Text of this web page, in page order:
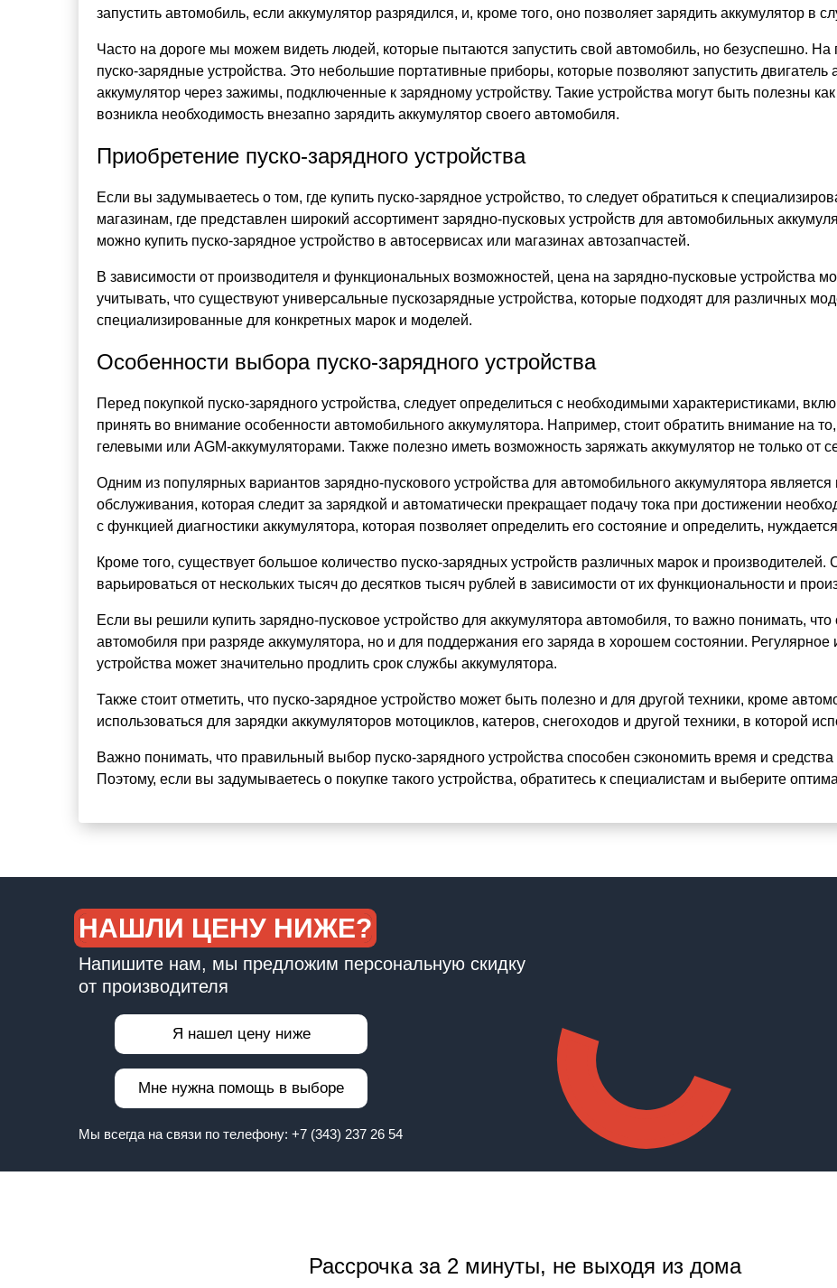
запустить автомобиль, если аккумулятор разрядился, и, кроме того, оно позволяет зарядить аккумулятор в
Часто на дороге мы можем видеть людей, которые пытаются запустить свой автомобиль, но безуспешно.
пуско-зарядные устройства. Это небольшие портативные приборы, которые позволяют запустить
аккумулятор через зажимы, подключенные к зарядному устройству. Такие устройства могут быть полезны
возникла необходимость внезапно зарядить аккумулятор своего автомобиля.
Приобретение пуско-зарядного устройства
Если вы задумываетесь о том, где купить пуско-зарядное устройство, то следует обратиться к
магазинам, где представлен широкий ассортимент зарядно-пусковых устройств для автомобильных
можно купить пуско-зарядное устройство в автосервисах или магазинах автозапчастей.
В зависимости от производителя и функциональных возможностей, цена на зарядно-пусковые устройства
учитывать, что существуют универсальные пускозарядные устройства, которые подходят для различных
специализированные для конкретных марок и моделей.
Особенности выбора пуско-зарядного устройства
Перед покупкой пуско-зарядного устройства, следует определиться с необходимыми характеристиками,
принять во внимание особенности автомобильного аккумулятора. Например, стоит обратить внимание на
гелевыми или AGM-аккумуляторами. Также полезно иметь возможность заряжать аккумулятор не только от
Одним из популярных вариантов зарядно-пускового устройства для автомобильного аккумулятора
обслуживания, которая следит за зарядкой и автоматически прекращает подачу тока при достижении
с функцией диагностики аккумулятора, которая позволяет определить его состояние и определить,
Кроме того, существует большое количество пуско-зарядных устройств различных марок и производителей.
варьироваться от нескольких тысяч до десятков тысяч рублей в зависимости от их функциональности и
Если вы решили купить зарядно-пусковое устройство для аккумулятора автомобиля, то важно понимать,
автомобиля при разряде аккумулятора, но и для поддержания его заряда в хорошем состоянии. Регулярное
устройства может значительно продлить срок службы аккумулятора.
Также стоит отметить, что пуско-зарядное устройство может быть полезно и для другой техники, кроме
использоваться для зарядки аккумуляторов мотоциклов, катеров, снегоходов и другой техники, в которой
Важно понимать, что правильный выбор пуско-зарядного устройства способен сэкономить время и
Поэтому, если вы задумываетесь о покупке такого устройства, обратитесь к специалистам и выберите
НАШЛИ ЦЕНУ НИЖЕ?
Напишите нам, мы предложим персональную скидку
от производителя
Я нашел цену ниже
Мне нужна помощь в выборе
Мы всегда на связи по телефону: +7 (343) 237 26 54
Рассрочка за 2 минуты, не выходя из дома